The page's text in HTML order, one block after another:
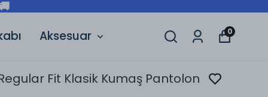
Aksesuar 0
Fit Klasik Kumaş Pantolon